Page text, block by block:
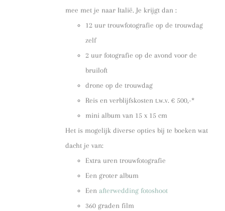
mee met je naar Italië. Je krijgt dan :
12 uur trouwfotografie op de trouwdag
zelf
2 uur fotografie op de avond voor de
bruiloft
drone op de trouwdag
Reis en verblijfskosten t.w.v. € 500,-*
mini album van 15 x 15 cm
Het is mogelijk diverse opties bij te boeken wat
dacht je van:
Extra uren trouwfotografie
Een groter album
Eenafterwedding fotoshoot
360 graden film